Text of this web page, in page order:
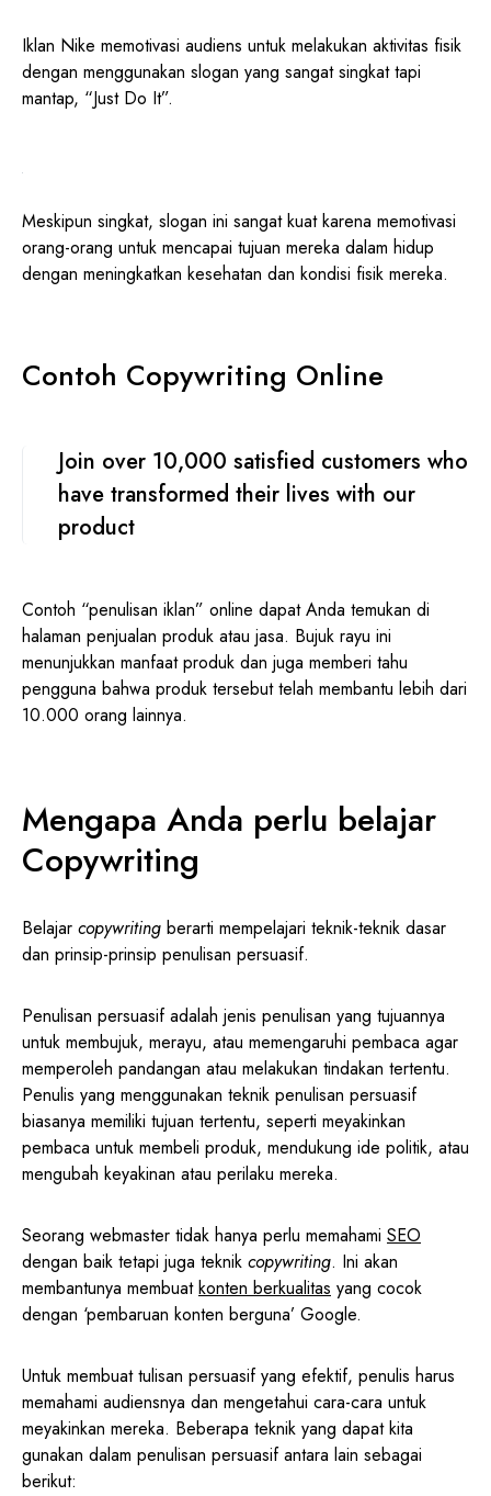
Iklan Nike memotivasi audiens untuk melakukan aktivitas fisik
dengan menggunakan slogan yang sangat singkat tapi
mantap, “Just Do It”.
Meskipun singkat, slogan ini sangat kuat karena memotivasi
orang-orang untuk mencapai tujuan mereka dalam hidup
dengan meningkatkan kesehatan dan kondisi fisik mereka.
Contoh Copywriting Online
Join over 10,000 satisfied customers who
have transformed their lives with our
product
Contoh “penulisan iklan” online dapat Anda temukan di
halaman penjualan produk atau jasa. Bujuk rayu ini
menunjukkan manfaat produk dan juga memberi tahu
pengguna bahwa produk tersebut telah membantu lebih dari
10.000 orang lainnya.
Mengapa Anda perlu belajar
Copywriting
Belajar copywriting berarti mempelajari teknik-teknik dasar
dan prinsip-prinsip penulisan persuasif.
Penulisan persuasif adalah jenis penulisan yang tujuannya
untuk membujuk, merayu, atau memengaruhi pembaca agar
memperoleh pandangan atau melakukan tindakan tertentu.
Penulis yang menggunakan teknik penulisan persuasif
biasanya memiliki tujuan tertentu, seperti meyakinkan
pembaca untuk membeli produk, mendukung ide politik, atau
mengubah keyakinan atau perilaku mereka.
Seorang webmaster tidak hanya perlu memahami SEO
dengan baik tetapi juga teknik copywriting. Ini akan
membantunya membuatkonten berkualitas yang cocok
dengan ‘pembaruan konten berguna’ Google.
Untuk membuat tulisan persuasif yang efektif, penulis harus
memahami audiensnya dan mengetahui cara-cara untuk
meyakinkan mereka. Beberapa teknik yang dapat kita
gunakan dalam penulisan persuasif antara lain sebagai
berikut: